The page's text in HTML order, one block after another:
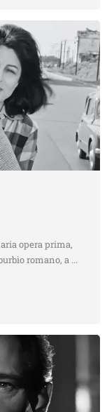
opera prima,
romano, a ...